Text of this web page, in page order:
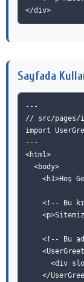
Sayfada
---
// src/pages/
import
---
<html>
  <body>
<h1>Hoş
<!-- Bu
<!-- Bu
<div
</